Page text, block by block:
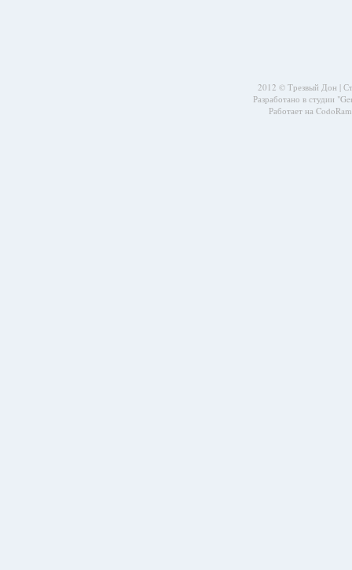
2012 © Трезвый Дон |
Разработано в студии
Работает на